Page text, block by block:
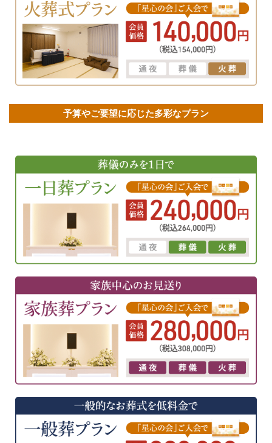
予算やご要望に応じた多彩なプラン